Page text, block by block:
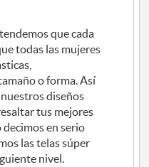
que cada
todas las mujeres
o forma. Así
diseños
tus mejores
decimos en serio
las telas súper
nivel.